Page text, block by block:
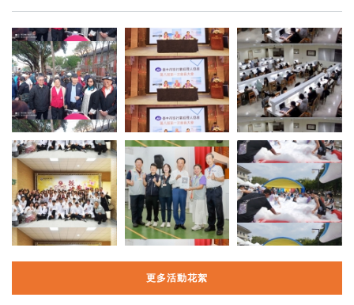
更多活動花絮